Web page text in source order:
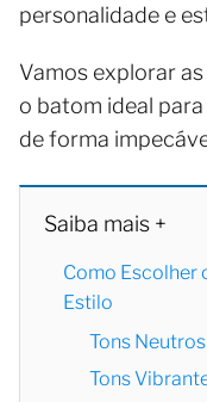
personalidade e
Vamos explorar
o batom ideal
de forma
Saiba mais +
Como Escolher
Estilo
Tons
Tons